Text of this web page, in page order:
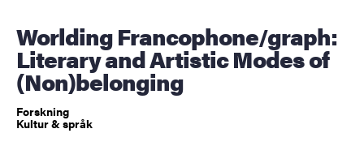
Worlding Francophone/graph:
Literary and Artistic Modes of
(Non)belonging
Forskning
Kultur & språk